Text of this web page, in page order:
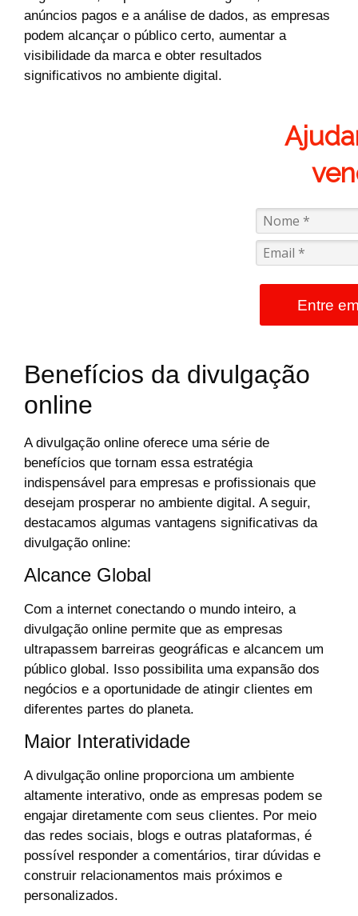
anúncios pagos e a análise de dados, as empresas
podem alcançar o público certo, aumentar a
visibilidade da marca e obter resultados
significativos no ambiente digital.
Entre
Benefícios da divulgação
online
A divulgação online oferece uma série de
benefícios que tornam essa estratégia
indispensável para empresas e profissionais que
desejam prosperar no ambiente digital. A seguir,
destacamos algumas vantagens significativas da
divulgação online:
Alcance Global
Com a internet conectando o mundo inteiro, a
divulgação online permite que as empresas
ultrapassem barreiras geográficas e alcancem um
público global. Isso possibilita uma expansão dos
negócios e a oportunidade de atingir clientes em
diferentes partes do planeta.
Maior Interatividade
A divulgação online proporciona um ambiente
altamente interativo, onde as empresas podem se
engajar diretamente com seus clientes. Por meio
das redes sociais, blogs e outras plataformas, é
possível responder a comentários, tirar dúvidas e
construir relacionamentos mais próximos e
personalizados.